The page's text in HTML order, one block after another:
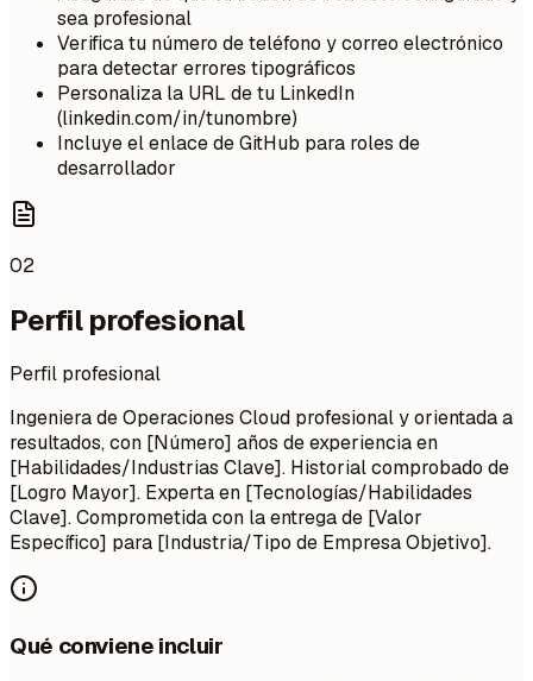
sea profesional
Verifica tu número de teléfono y correo electrónico
para detectar errores tipográficos
Personaliza la URL de tu LinkedIn
(linkedin.com/in/tunombre)
Incluye el enlace de GitHub para roles de
desarrollador
02
Perfil profesional
Perfil profesional
Ingeniera de Operaciones Cloud profesional y orientada a
resultados, con [Número] años de experiencia en
[Habilidades/Industrias Clave]. Historial comprobado de
[Logro Mayor]. Experta en [Tecnologías/Habilidades
Clave]. Comprometida con la entrega de [Valor
Específico] para [Industria/Tipo de Empresa Objetivo].
Qué conviene incluir